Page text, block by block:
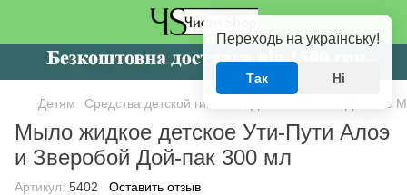
Детям Средства детской гигиены Детское
Мыло жидкое детское Ути-Пути Алоэ
и Зверобой Дой-пак 300 мл
Артикул: 5402 Оставить отзыв
Переходь на українську!
Так Ні